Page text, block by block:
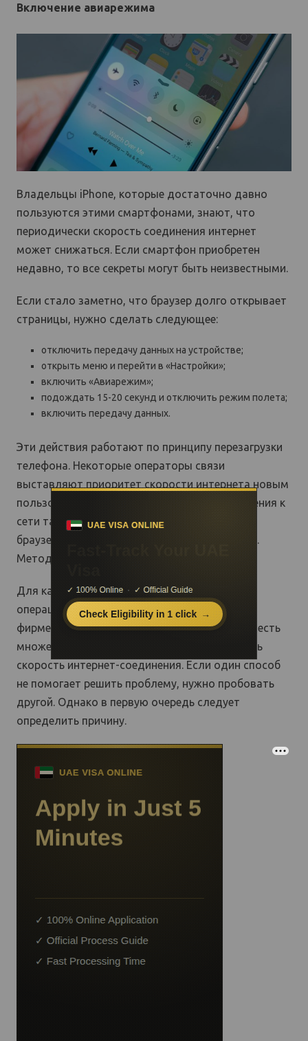
Включение авиарежима
Владельцы iPhone, которые достаточно давно
пользуются этими смартфонами, знают, что
периодически скорость соединения интернет
может снижаться. Если смартфон приобретен
недавно, то все секреты могут быть неизвестными.
Если стало заметно, что браузер долго открывает
страницы, нужно сделать следующее:
отключить передачу данных на устройстве;
открыть меню и перейти в «Настройки»;
включить «Авиарежим»;
подождать 15-20 секунд и отключить режим полета;
включить передачу данных.
Эти действия работают по принципу перезагрузки
телефона. Некоторые операторы связи
выставляют приоритет скорости интернета новым
пользователям. После повторного подключения к
сети таким способом есть вероятность, что
браузер начнет быстрее открывать страницы.
Метод действенный, но работает не всегда.
Для каждого мобильного телефона на базе
операционной системы iOS или Android в
фирменных магазинах и на сторонних сайтах есть
множество программ, помогающих увеличить
скорость интернет-соединения. Если один способ
не помогает решить проблему, нужно пробовать
другой. Однако в первую очередь следует
определить причину.